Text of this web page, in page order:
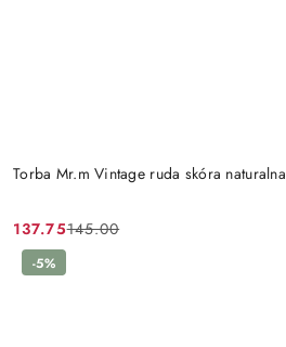
Torba Mr.m Vintage ruda skóra naturalna
Cena
promocyjna:
137.75
Cena
przed
145.00
-5%